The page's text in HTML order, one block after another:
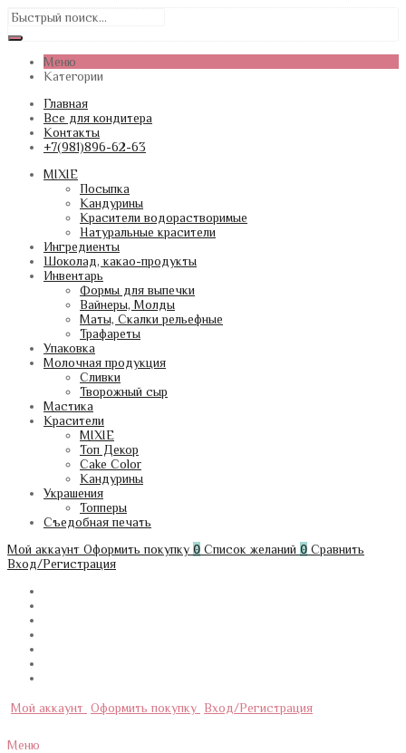
Меню
Категории
Главная
Все для кондитера
Контакты
+7(981)896-62-63
MIXIE
Посыпка
Кандурины
Красители водорастворимые
Натуральные красители
Ингредиенты
Шоколад, какао-продукты
Инвентарь
Формы для выпечки
Вайнеры, Молды
Маты, Скалки рельефные
Трафареты
Упаковка
Молочная продукция
Сливки
Творожный сыр
Мастика
Красители
MIXIE
Топ Декор
Cake Color
Кандурины
Украшения
Топперы
Съедобная печать
Мой аккаунт Оформить покупку 0 Список желаний 0 Сравнить
Вход/Регистрация
Мой аккаунт Оформить покупку Вход/Регистрация
Меню